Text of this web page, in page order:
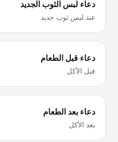
دعاء لبس الثوب الجديد
عند لبس ثوب جديد
دعاء قبل الطعام
قبل الأكل
دعاء بعد الطعام
بعد الأكل